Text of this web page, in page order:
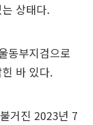
상태다.
동부지검으로
바 있다.
거진 2023년 7